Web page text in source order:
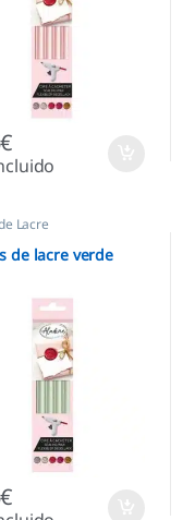
€
Lacre
de lacre verde
€